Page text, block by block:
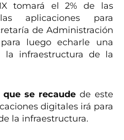
tomará el 2% de las
aplicaciones para
de Administración
luego echarle una
infraestructura de la
se recaudede este
digitales irá para
la infraestructura.